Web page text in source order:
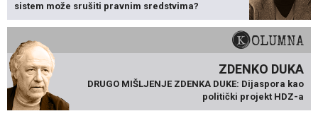
sistem može srušiti pravnim sredstvima?
KOLUMNA
ZDENKO DUKA
DRUGO MIŠLJENJE ZDENKA DUKE: Dijaspora kao
politički projekt HDZ-a